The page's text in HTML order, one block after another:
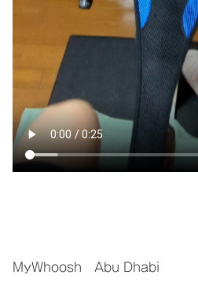
MyWhoosh Abu Dhabi